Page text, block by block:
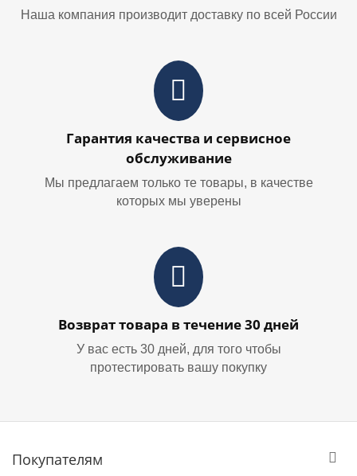
Наша компания производит доставку по всей России
Гарантия качества и сервисное
обслуживание
Мы предлагаем только те товары, в качестве
которых мы уверены
Возврат товара в течение 30 дней
У вас есть 30 дней, для того чтобы
протестировать вашу покупку
Покупателям